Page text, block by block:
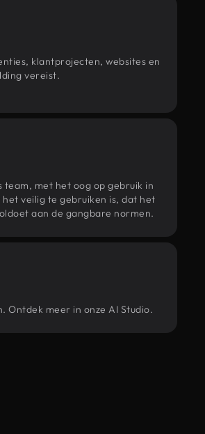
klantprojecten, websites en
vereist.
met het oog op gebruik in
veilig te gebruiken is, dat het
aan de gangbare normen.
meer in onze AI Studio.